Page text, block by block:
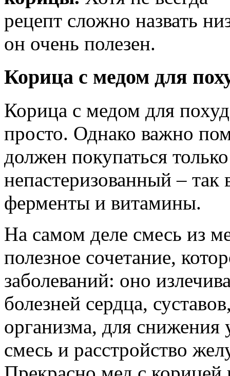
рецепт сложно назвать
он очень полезен.
Корица с медом для
Корица с медом для
просто. Однако важно
должен покупаться
непастеризованный –
ферменты и витамины.
На самом деле смесь из
полезное сочетание,
заболеваний: оно
болезней сердца,
организма, для снижения
смесь и расстройство